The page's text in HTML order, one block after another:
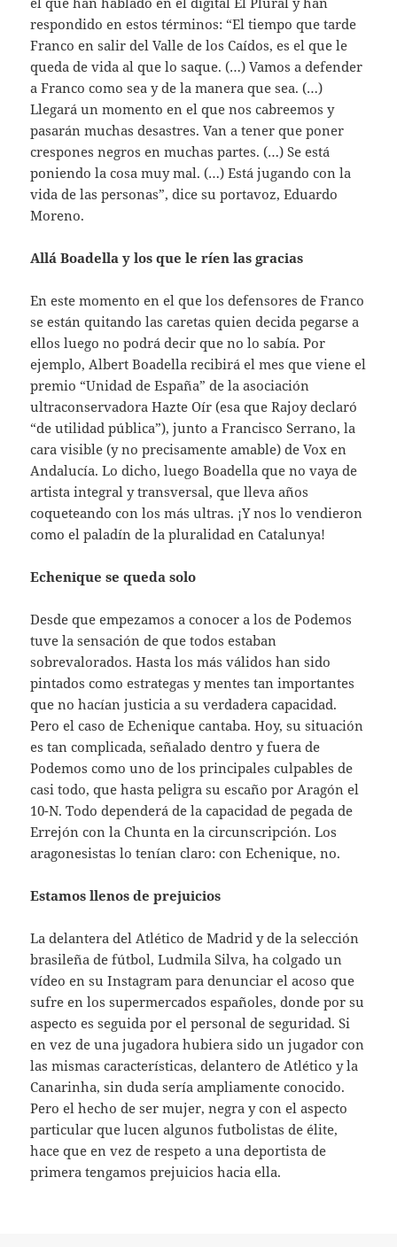
respondido en estos términos: “El tiempo que tarde
Franco en salir del Valle de los Caídos, es el que le
queda de vida al que lo saque. (…) Vamos a defender
a Franco como sea y de la manera que sea. (…)
Llegará un momento en el que nos cabreemos y
pasarán muchas desastres. Van a tener que poner
crespones negros en muchas partes. (…) Se está
poniendo la cosa muy mal. (…) Está jugando con la
vida de las personas”, dice su portavoz, Eduardo
Moreno.
Allá Boadella y los que le ríen las gracias
En este momento en el que los defensores de Franco
se están quitando las caretas quien decida pegarse a
ellos luego no podrá decir que no lo sabía. Por
ejemplo, Albert Boadella recibirá el mes que viene el
premio “Unidad de España” de la asociación
ultraconservadora Hazte Oír (esa que Rajoy declaró
“de utilidad pública”), junto a Francisco Serrano, la
cara visible (y no precisamente amable) de Vox en
Andalucía. Lo dicho, luego Boadella que no vaya de
artista integral y transversal, que lleva años
coqueteando con los más ultras. ¡Y nos lo vendieron
como el paladín de la pluralidad en Catalunya!
Echenique se queda solo
Desde que empezamos a conocer a los de Podemos
tuve la sensación de que todos estaban
sobrevalorados. Hasta los más válidos han sido
pintados como estrategas y mentes tan importantes
que no hacían justicia a su verdadera capacidad.
Pero el caso de Echenique cantaba. Hoy, su situación
es tan complicada, señalado dentro y fuera de
Podemos como uno de los principales culpables de
casi todo, que hasta peligra su escaño por Aragón el
10-N. Todo dependerá de la capacidad de pegada de
Errejón con la Chunta en la circunscripción. Los
aragonesistas lo tenían claro: con Echenique, no.
Estamos llenos de prejuicios
La delantera del Atlético de Madrid y de la selección
brasileña de fútbol, Ludmila Silva, ha colgado un
vídeo en su Instagram para denunciar el acoso que
sufre en los supermercados españoles, donde por su
aspecto es seguida por el personal de seguridad. Si
en vez de una jugadora hubiera sido un jugador con
las mismas características, delantero de Atlético y la
Canarinha, sin duda sería ampliamente conocido.
Pero el hecho de ser mujer, negra y con el aspecto
particular que lucen algunos futbolistas de élite,
hace que en vez de respeto a una deportista de
primera tengamos prejuicios hacia ella.